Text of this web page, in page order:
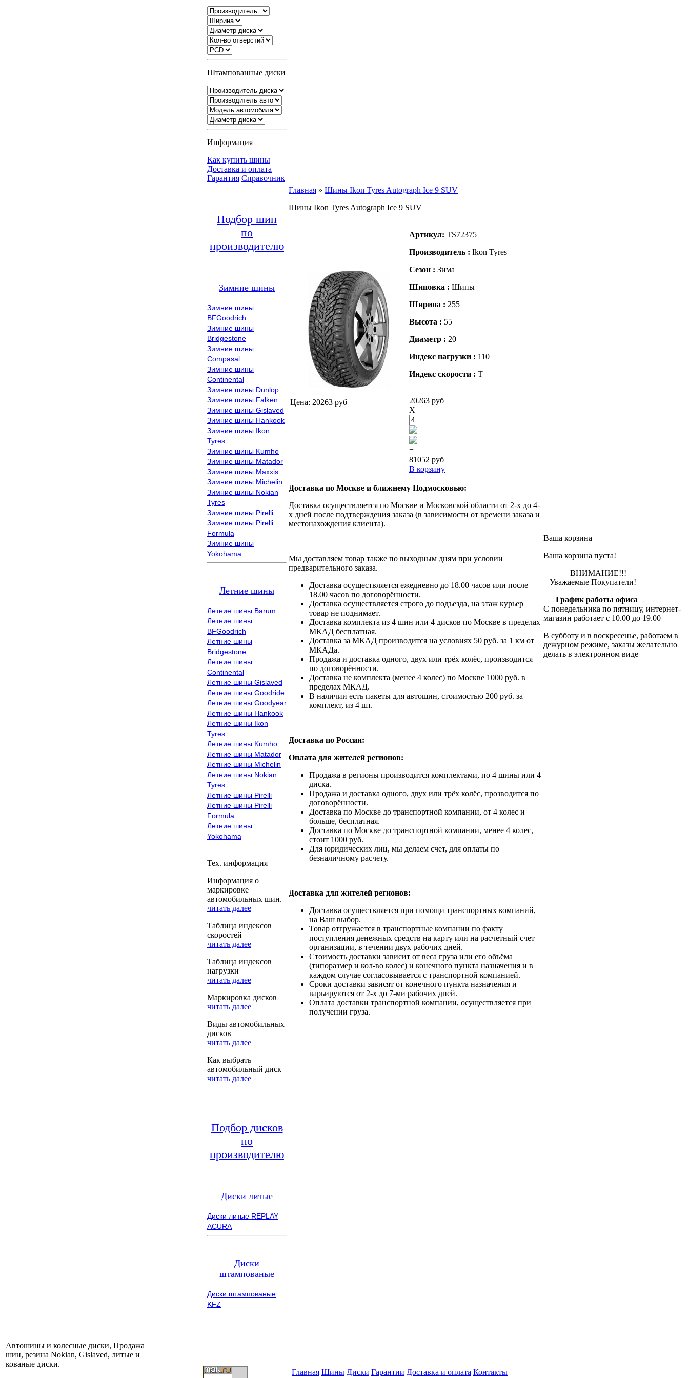
Штампованные диски
Информация
Как купить шины
Доставка и оплата
Гарантия Справочник
Подбор шин
по
производителю
Зимние шины
Зимние шины
BFGoodrich
Зимние шины
Bridgestone
Зимние шины
Compasal
Зимние шины
Continental
Зимние шины Dunlop
Зимние шины Falken
Зимние шины Gislaved
Зимние шины Hankook
Зимние шины Ikon
Tyres
Зимние шины Kumho
Зимние шины Matador
Зимние шины Maxxis
Зимние шины Michelin
Зимние шины Nokian
Tyres
Зимние шины Pirelli
Зимние шины Pirelli
Formula
Зимние шины
Yokohama
Летние шины
Летние шины Barum
Летние шины
BFGoodrich
Летние шины
Bridgestone
Летние шины
Continental
Летние шины Gislaved
Летние шины Goodride
Летние шины Goodyear
Летние шины Hankook
Летние шины Ikon
Tyres
Летние шины Kumho
Летние шины Matador
Летние шины Michelin
Летние шины Nokian
Tyres
Летние шины Pirelli
Летние шины Pirelli
Formula
Летние шины
Yokohama
Тех. информация
Информация о
маркировке
автомобильных шин.
читать далее
Таблица индексов
скоростей
читать далее
Таблица индексов
нагрузки
читать далее
Маркировка дисков
читать далее
Виды автомобильных
дисков
читать далее
Как выбрать
автомобильный диск
читать далее
Подбор дисков
по
производителю
Диски литые
Диски литые REPLAY
ACURA
Диски
штампованые
Диски штампованые
KFZ
Главная » Шины Ikon Tyres Autograph Ice 9 SUV
Шины Ikon Tyres Autograph Ice 9 SUV
Цена: 20263 руб
Артикул: TS72375
Производитель : Ikon Tyres
Сезон : Зима
Шиповка : Шипы
Ширина : 255
Высота : 55
Диаметр : 20
Индекс нагрузки : 110
Индекс скорости : T
20263 руб
X
=
81052 руб
В корзину
Доставка по Москве и ближнему Подмосковью:
Доставка осуществляется по Москве и Московской области от 2-х до 4-
х дней после подтверждения заказа (в зависимости от времени заказа и
местонахождения клиента).
Мы доставляем товар также по выходным дням при условии
предварительного заказа.
Доставка осуществляется ежедневно до 18.00 часов или после
18.00 часов по договорённости.
Доставка осуществляется строго до подъезда, на этаж курьер
товар не поднимает.
Доставка комплекта из 4 шин или 4 дисков по Москве в пределах
МКАД бесплатная.
Доставка за МКАД производится на условиях 50 руб. за 1 км от
МКАДа.
Продажа и доставка одного, двух или трёх колёс, производится
по договорённости.
Доставка не комплекта (менее 4 колес) по Москве 1000 руб. в
пределах МКАД.
В наличии есть пакеты для автошин, стоимостью 200 руб. за
комплект, из 4 шт.
Доставка по России:
Оплата для жителей регионов:
Продажа в регионы производится комплектами, по 4 шины или 4
диска.
Продажа и доставка одного, двух или трёх колёс, прозводится по
договорённости.
Доставка по Москве до транспортной компании, от 4 колес и
больше, бесплатная.
Доставка по Москве до транспортной компании, менее 4 колес,
стоит 1000 руб.
Для юридических лиц, мы делаем счет, для оплаты по
безналичному расчету.
Доставка для жителей регионов:
Доставка осуществляется при помощи транспортных компаний,
на Ваш выбор.
Товар отгружается в транспортные компании по факту
поступления денежных средств на карту или на расчетный счет
организации, в течении двух рабочих дней.
Стоимость доставки зависит от веса груза или его объёма
(типоразмер и кол-во колес) и конечного пункта назначения и в
каждом случае согласовывается с транспортной компанией.
Сроки доставки зависят от конечного пункта назначения и
варьируются от 2-х до 7-ми рабочих дней.
Оплата доставки транспортной компании, осуществляется при
получении груза.
Ваша корзина
Ваша корзина пуста!
ВНИМАНИЕ!!!
Уважаемые Покупатели!
График работы офиса
С понедельника по пятницу, интернет-
магазин работает с 10.00 до 19.00
В субботу и в воскресенье, работаем в
дежурном режиме, заказы желательно
делать в электронном виде
Автошины и колесные диски, Продажа
шин, резина Nokian, Gislaved, литые и
кованые диски.
Главная Шины Диски Гарантии Доставка и оплата Контакты